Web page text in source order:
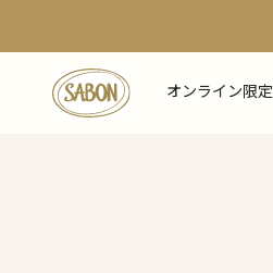
オンライン限定